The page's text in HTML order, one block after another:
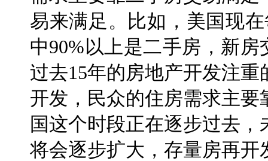
易来满足。比如，美国现
中90%以上是二手房，新
过去15年的房地产开发注
开发，民众的住房需求主
国这个时段正在逐步过去
将会逐步扩大，存量房再